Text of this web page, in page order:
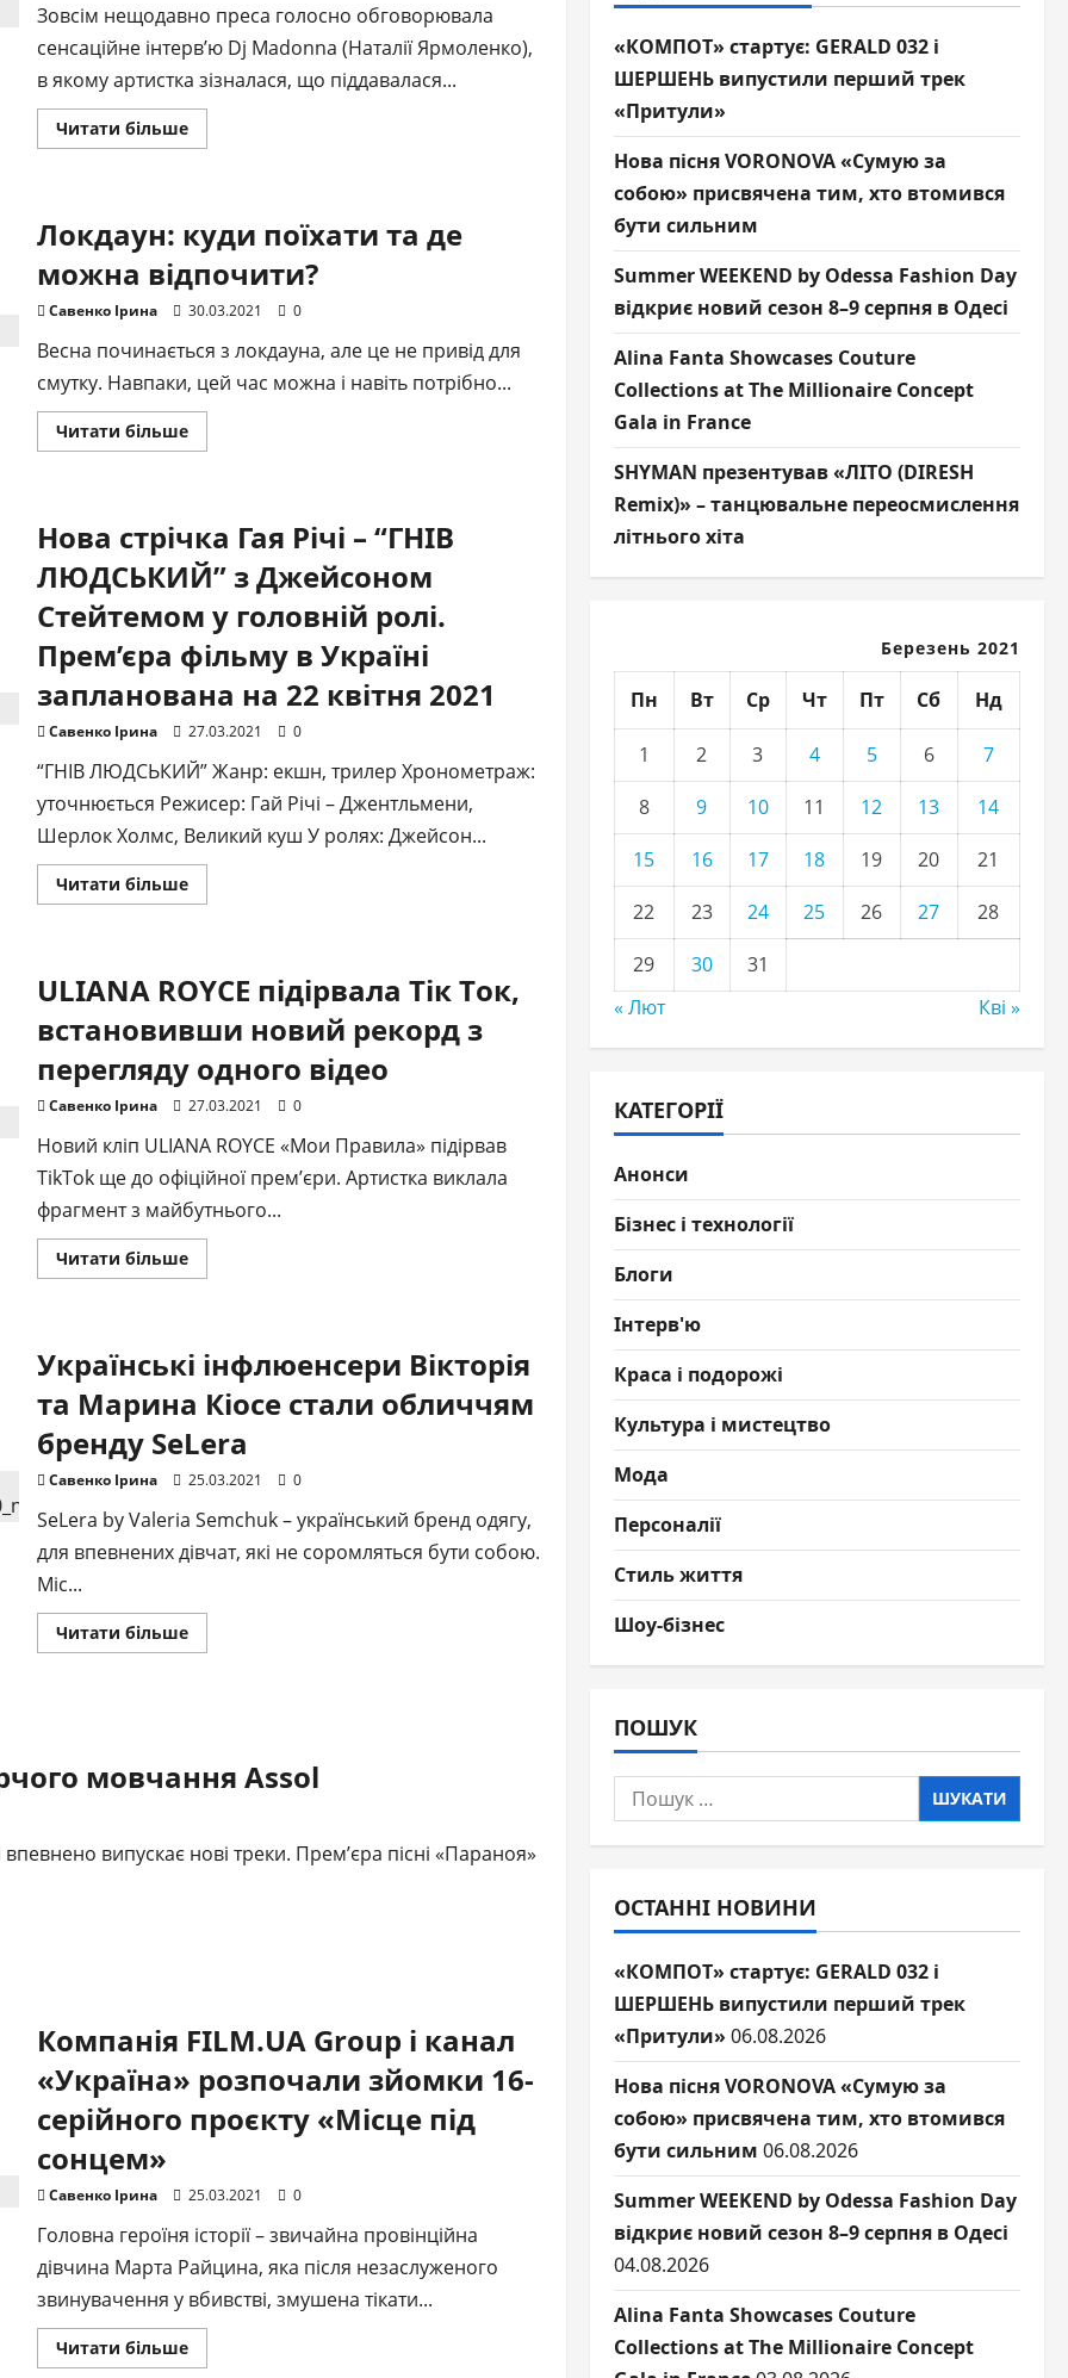
Зовсім нещодавно преса голосно обговорювала
сенсаційне інтерв’ю Dj Madonnа (Наталії Ярмоленко),
в якому артистка зізналася, що піддавалася...
Читати більшеДокладніше
про
Кензов
бив
дружину
Локдаун: куди поїхати та де
можна відпочити?
Савенко Ірина 30.03.2021 0
Весна починається з локдауна, але це не привід для
смутку. Навпаки, цей час можна і навіть потрібно...
Читати більшеДокладніше
про
де
можна
відпочити?
Нова стрічка Гая Річі – “ГНІВ
ЛЮДСЬКИЙ” з Джейсоном
Стейтемом у головній ролі.
Прем’єра фільму в Україні
запланована на 22 квітня 2021
Савенко Ірина 27.03.2021 0
“ГНІВ ЛЮДСЬКИЙ” Жанр: екшн, трилер Хронометраж:
уточнюється Режисер: Гай Річі – Джентльмени,
Шерлок Холмс, Великий куш У ролях: Джейсон...
Читати більшеДокладніше
про
–
“ГНІВ
з
Стейтемом
головній
ролі.
Прем’єра
фільму
в
Україні
запланована
на
22
квітня
2021
ULIANA ROYCE підірвала Тік Тoк,
встановивши новий рекорд з
перегляду одного відео
Савенко Ірина 27.03.2021 0
Новий кліп ULIANA ROYCE «Мои Правила» підірвав
TikTok ще до офіційної прем’єри. Артистка виклала
фрагмент з майбутнього...
Читати більшеДокладніше
про
Тoк,
встановивши
новий
рекорд
перегляду
одного
відео
Українські інфлюенсери Вікторія
та Марина Кіосе стали обличчям
бренду SeLera
Савенко Ірина 25.03.2021 0
SeLera by Valeria Semchuk – український бренд одягу,
для впевнених дівчат, які не соромляться бути собою.
Міс...
Читати більшеДокладніше
про
обличчям
мовчання Assol
випускає нові треки. Прем’єра пісні «Параноя»
Компанія FILM.UA Group і канал
«Україна» розпочали зйомки 16-
серійного проєкту «Місце під
сонцем»
Савенко Ірина 25.03.2021 0
Головна героїня історії – звичайна провінційна
дівчина Марта Райцина, яка після незаслуженого
звинувачення у вбивстві, змушена тікати...
Читати більшеДокладніше
про
«КОМПОТ» стартує: GERALD 032 і
ШЕРШЕНЬ випустили перший трек
«Притули»
Нова пісня VORONOVA «Сумую за
собою» присвячена тим, хто втомився
бути сильним
Summer WEEKEND by Odessa Fashion Day
відкриє новий сезон 8–9 серпня в Одесі
Alina Fanta Showcases Couture
Collections at The Millionaire Concept
Gala in France
SHYMAN презентував «ЛІТО (DIRESH
Remix)» – танцювальне переосмислення
літнього хіта
Березень 2021
Пн Вт Ср Чт Пт Сб Нд
1 2 3 4 5 6
7
8
9 10 11 12 13
14
15
16 17 18 19 20
21
22
23 24 25 26 27
28
29
30
31
« Лют
Кві »
КАТЕГОРІЇ
Анонси
Бізнес і технології
Блоги
Інтерв'ю
Краса і подорожі
Культура і мистецтво
Мода
Персоналії
Стиль життя
Шоу-бізнес
ПОШУК
Пошук:
ОСТАННІ НОВИНИ
«КОМПОТ» стартує: GERALD 032 і
ШЕРШЕНЬ випустили перший трек
«Притули» 06.08.2026
Нова пісня VORONOVA «Сумую за
собою» присвячена тим, хто втомився
бути сильним 06.08.2026
Summer WEEKEND by Odessa Fashion Day
відкриє новий сезон 8–9 серпня в Одесі
04.08.2026
Alina Fanta Showcases Couture
Collections at The Millionaire Concept